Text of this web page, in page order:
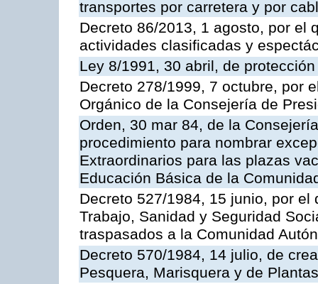
transportes por carretera y por
Decreto 86/2013, 1 agosto, por el
actividades clasificadas y
Ley 8/1991, 30 abril, de
Decreto 278/1999, 7 octubre, por
Orgánico de la Consejería de
Orden, 30 mar 84, de la
procedimiento para nombrar
Extraordinarios para las plazas
Educación Básica de la
Decreto 527/1984, 15 junio, por
Trabajo, Sanidad y Seguridad
traspasados a la Comunidad
Decreto 570/1984, 14 julio, de
Pesquera, Marisquera y de